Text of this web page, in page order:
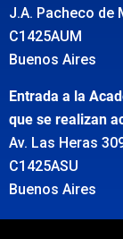
J.A. Pacheco de
C1425AUM
Buenos Aires
Entrada a la
que se realizan
Av. Las Heras
C1425ASU
Buenos Aires